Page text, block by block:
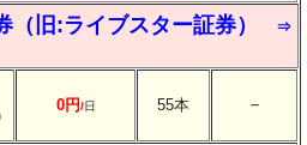
旧:ライブスター証券）
⇒
0円/日 55本 －